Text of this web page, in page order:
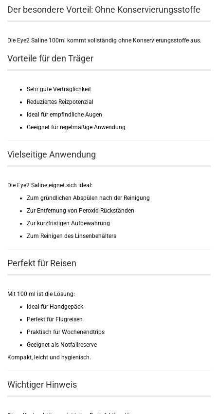
Der besondere Vorteil: Ohne Konservierungsstoffe
Die Eye2 Saline 100ml kommt vollständig ohne Konservierungsstoffe aus.
Vorteile für den Träger
Sehr gute Verträglichkeit
Reduziertes Reizpotenzial
Ideal für empfindliche Augen
Geeignet für regelmäßige Anwendung
Vielseitige Anwendung
Die Eye2 Saline eignet sich ideal:
Zum gründlichen Abspülen nach der Reinigung
Zur Entfernung von Peroxid-Rückständen
Zur kurzfristigen Aufbewahrung
Zum Reinigen des Linsenbehälters
Perfekt für Reisen
Mit 100 ml ist die Lösung:
Ideal für Handgepäck
Perfekt für Flugreisen
Praktisch für Wochenendtrips
Geeignet als Notfallreserve
Kompakt, leicht und hygienisch.
Wichtiger Hinweis